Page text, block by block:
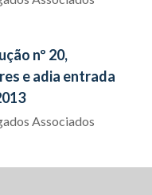
nº 20,
e adia entrada
Associados